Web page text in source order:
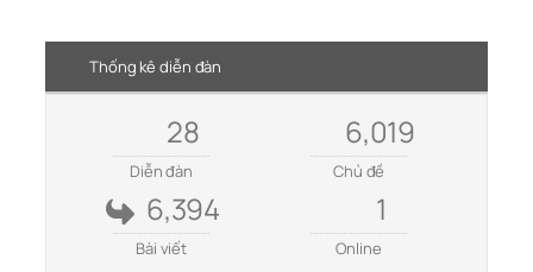
Thống kê diễn đàn
28
Diễn đàn
6,019
Chủ đề
6,394
Bài viết
1
Online